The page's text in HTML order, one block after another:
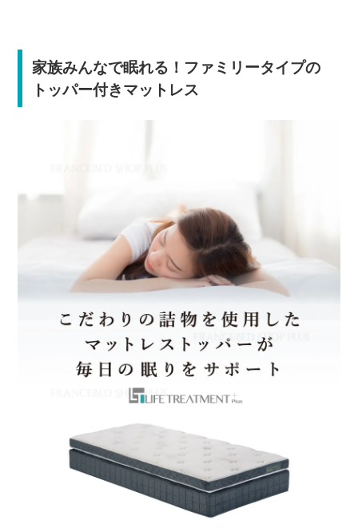
家族みんなで眠れる！ファミリータイプの
トッパー付きマットレス